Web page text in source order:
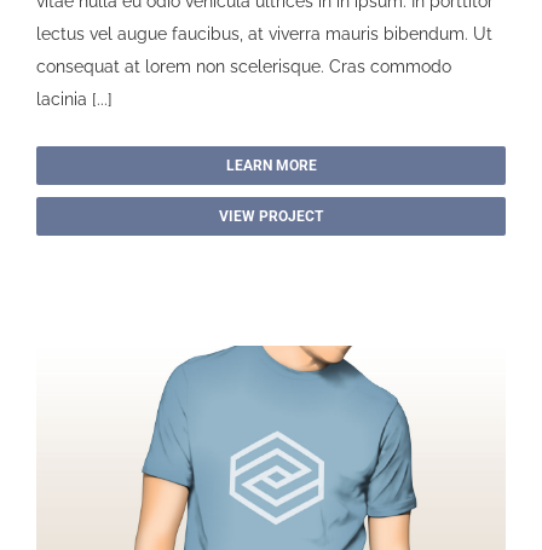
lectus vel augue faucibus, at viverra mauris bibendum. Ut
consequat at lorem non scelerisque. Cras commodo
lacinia [...]
LEARN MORE
VIEW PROJECT